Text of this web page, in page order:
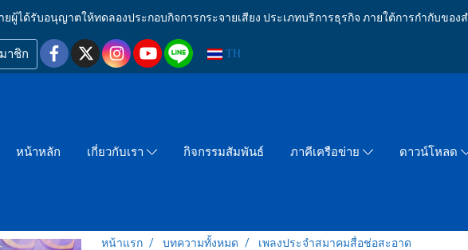
ผู้ได้รับอนุญาตให้ทดลองประกอบกิจการกระจายเสียง ประเภทบริการธุรกิจ ภายใต้การกำกับข
าชิก TH
หน้าหลัก เกี่ยวกับเรา กิจกรรมสัมพันธ์ ภาคีเครือข่าย ดาวน์โหลด
หน้าแรก บทความทั้งหมด เพลงประจำสมาคมสื่อช่อสะอาด